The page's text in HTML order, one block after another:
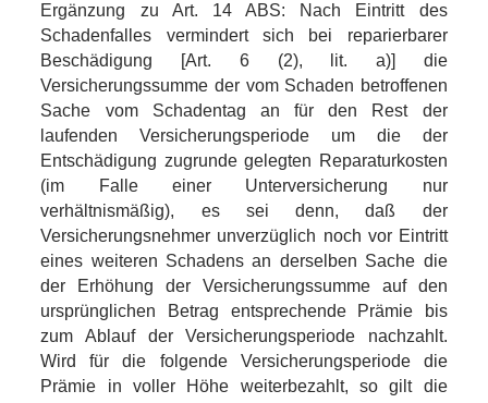
Ergänzung zu Art. 14 ABS: Nach Eintritt des
Schadenfalles vermindert sich bei reparierbarer
Beschädigung [Art. 6 (2), lit. a)] die
Versicherungssumme der vom Schaden betroffenen
Sache vom Schadentag an für den Rest der
laufenden Versicherungsperiode um die der
Entschädigung zugrunde gelegten Reparaturkosten
(im Falle einer Unterversicherung nur
verhältnismäßig), es sei denn, daß der
Versicherungsnehmer unverzüglich noch vor Eintritt
eines weiteren Schadens an derselben Sache die
der Erhöhung der Versicherungssumme auf den
ursprünglichen Betrag entsprechende Prämie bis
zum Ablauf der Versicherungsperiode nachzahlt.
Wird für die folgende Versicherungsperiode die
Prämie in voller Höhe weiterbezahlt, so gilt die